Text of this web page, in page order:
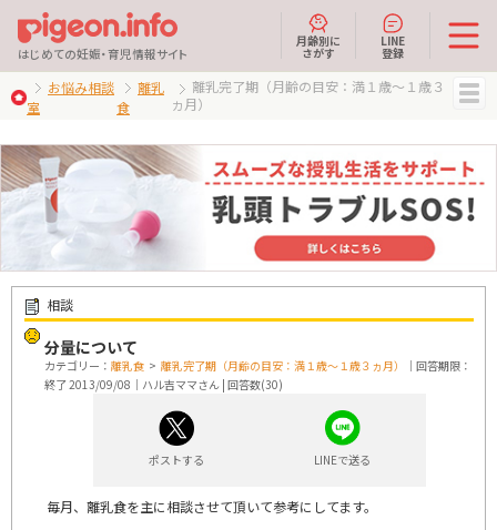
はじめての妊娠・育児情報サイト
月齢別に
さがす
LINE
登録
お悩み相談
室
離乳
食
離乳完了期（月齢の目安：満１歳～１歳３
ヵ月）
相談
分量について
カテゴリー： 離乳食 > 離乳完了期（月齢の目安：満１歳～１歳３ヵ月）
｜回答期限：
終了 2013/09/08｜ハル吉ママさん | 回答数(30)
ポストする LINEで送る
毎月、離乳食を主に相談させて頂いて参考にしてます。